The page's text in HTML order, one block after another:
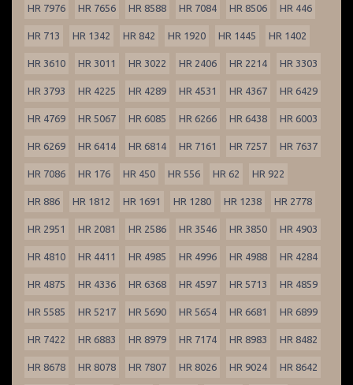
HR 7976 HR 7656 HR 8588 HR 7084 HR 8506 HR 446
HR 713 HR 1342 HR 842 HR 1920 HR 1445 HR 1402
HR 3610 HR 3011 HR 3022 HR 2406 HR 2214 HR 3303
HR 3793 HR 4225 HR 4289 HR 4531 HR 4367 HR 6429
HR 4769 HR 5067 HR 6085 HR 6266 HR 6438 HR 6003
HR 6269 HR 6414 HR 6814 HR 7161 HR 7257 HR 7637
HR 7086 HR 176 HR 450 HR 556 HR 62 HR 922
HR 886 HR 1812 HR 1691 HR 1280 HR 1238 HR 2778
HR 2951 HR 2081 HR 2586 HR 3546 HR 3850 HR 4903
HR 4810 HR 4411 HR 4985 HR 4996 HR 4988 HR 4284
HR 4875 HR 4336 HR 6368 HR 4597 HR 5713 HR 4859
HR 5585 HR 5217 HR 5690 HR 5654 HR 6681 HR 6899
HR 7422 HR 6883 HR 8979 HR 7174 HR 8983 HR 8482
HR 8678 HR 8078 HR 7807 HR 8026 HR 9024 HR 8642